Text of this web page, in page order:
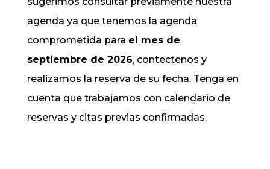
agenda ya que tenemos la agenda
comprometida para el mes de
septiembre de 2026, contectenos y
realizamos la reserva de su fecha. Tenga en
cuenta que trabajamos con calendario de
reservas y citas previas confirmadas.